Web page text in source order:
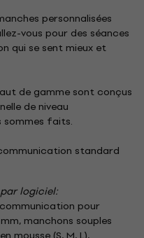
personnalisées
vous pour des séances
qui se sent mieux et
de gamme sont conçus
de niveau
sommes faits.
standard
logiciel:
pour
manchons souples